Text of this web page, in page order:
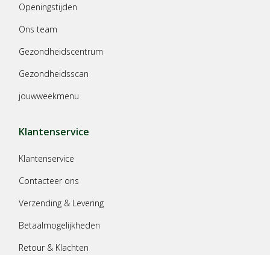
Openingstijden
Ons team
Gezondheidscentrum
Gezondheidsscan
jouwweekmenu
Klantenservice
Klantenservice
Contacteer ons
Verzending & Levering
Betaalmogelijkheden
Retour & Klachten